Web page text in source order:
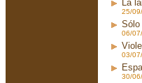
La
25/
Sólo
06/
03/
30/